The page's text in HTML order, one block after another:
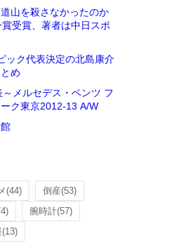
山を殺さなかったのか
受賞、著者は中日スポ
ック代表決定の北島康介
め
メルセデス・ベンツ フ
ク東京2012-13 A/W
(44) 倒産(53)
腕時計(57)
(13)